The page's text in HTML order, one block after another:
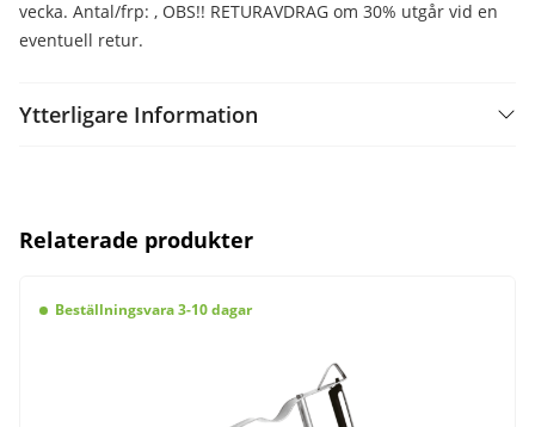
vecka. Antal/frp: , OBS!! RETURAVDRAG om 30% utgår vid en
eventuell retur.
Ytterligare Information
Relaterade produkter
Beställningsvara 3-10 dagar